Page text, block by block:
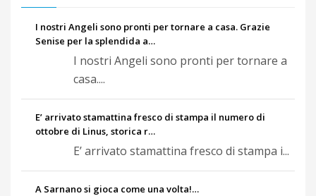
I nostri Angeli sono pronti per tornare a casa. Grazie
Senise per la splendida a…
I nostri Angeli sono pronti per tornare a
casa....
E’ arrivato stamattina fresco di stampa il numero di
ottobre di Linus, storica r…
E’ arrivato stamattina fresco di stampa i...
A Sarnano si gioca come una volta!…